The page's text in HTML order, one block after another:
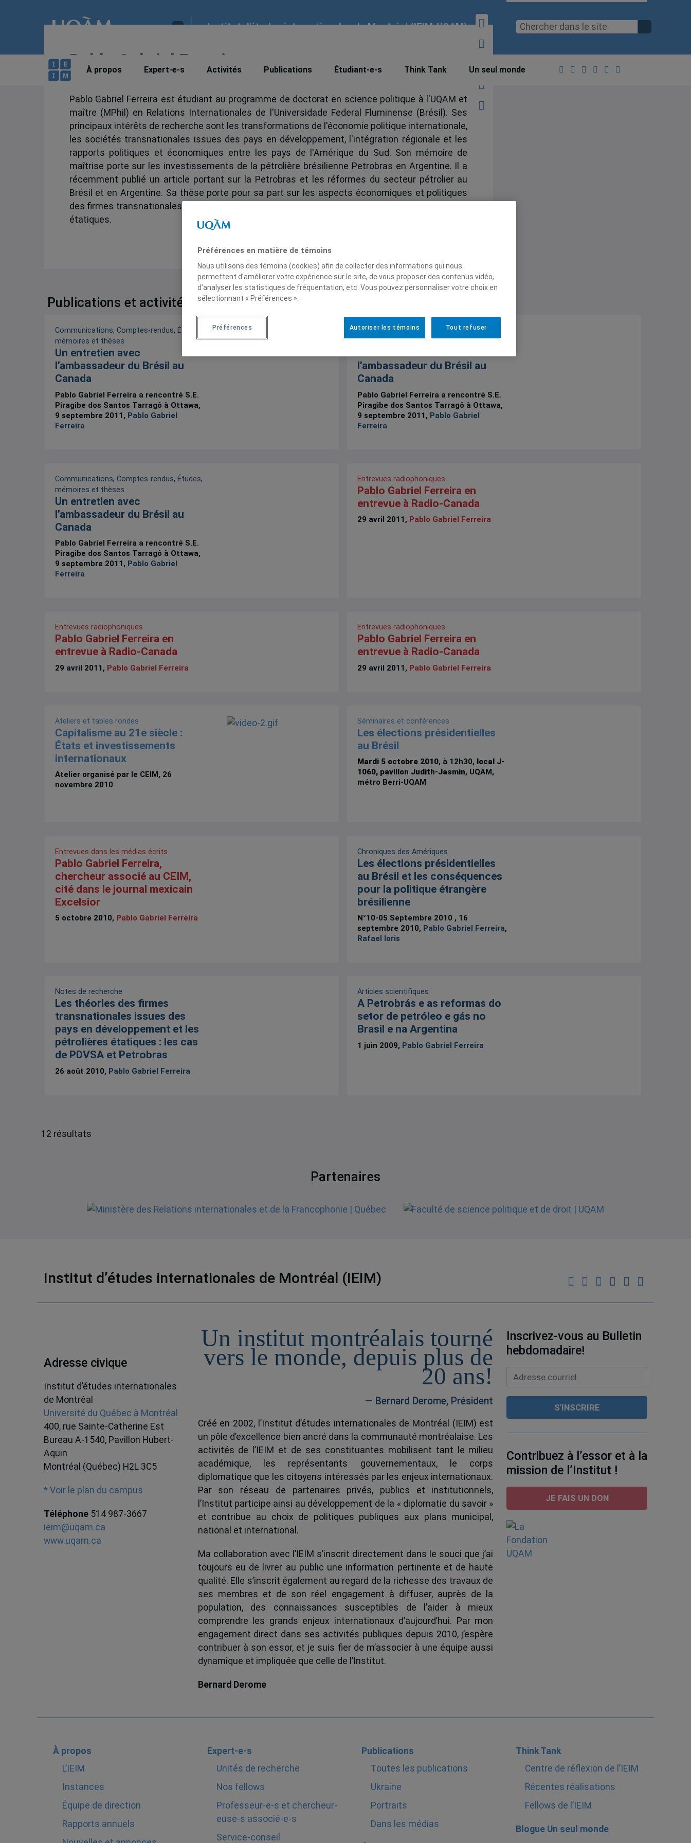
Institut d'études internationales de Montréal (IEIM-UQAM)
À propos Expert-e-s Activités Publications Étudiant-e-s Think Tank Un seul monde
Pablo Gabriel Ferreira
Pablo Gabriel Ferreira est étudiant au programme de doctorat en science politique à l'UQAM et
maître (MPhil) en Relations Internationales de l'Universidade Federal Fluminense (Brésil). Ses
principaux intérêts de recherche sont les transformations de l'économie politique internationale,
les sociétés transnationales issues des pays en développement, l'intégration régionale et les
rapports politiques et économiques entre les pays de l'Amérique du Sud. Son mémoire de
maîtrise porte sur les investissements de la pétrolière brésilienne Petrobras en Argentine. Il a
récemment publié un article portant sur la Petrobras et les réformes du secteur pétrolier au
Brésil et en Argentine. Sa thèse porte pour sa part sur les aspects économiques et politiques
des firmes transnationales issues des pays en développement, particulièrement les pétrolières
étatiques.
Publications et activités
Communications,Comptes-rendus, Études,
mémoires et thèses
Un entretien avec
l’ambassadeur du Brésil au
Canada
Pablo Gabriel Ferreira a rencontré S.E.
Piragibe dos Santos Tarragô à Ottawa,
9 septembre 2011, Pablo Gabriel
Ferreira
Communications,Comptes-rendus,Études,
mémoires et thèses
l’ambassadeur du Brésil au
Canada
Pablo Gabriel Ferreira a rencontré S.E.
Piragibe dos Santos Tarragô à Ottawa,
9 septembre 2011, Pablo Gabriel
Ferreira
Communications,Comptes-rendus, Études,
mémoires et thèses
Un entretien avec
l’ambassadeur du Brésil au
Canada
Pablo Gabriel Ferreira a rencontré S.E.
Piragibe dos Santos Tarragô à Ottawa,
9 septembre 2011, Pablo Gabriel
Ferreira
Entrevues radiophoniques
Pablo Gabriel Ferreira en
entrevue à Radio-Canada
29 avril 2011, Pablo Gabriel Ferreira
Entrevues radiophoniques
Pablo Gabriel Ferreira en
entrevue à Radio-Canada
29 avril 2011, Pablo Gabriel Ferreira
Entrevues radiophoniques
Pablo Gabriel Ferreira en
entrevue à Radio-Canada
29 avril 2011, Pablo Gabriel Ferreira
Ateliers et tables rondes
Capitalisme au 21e siècle :
États et investissements
internationaux
Atelier organisé par le CEIM, 26
novembre 2010
Séminaires et conférences
Les élections présidentielles
au Brésil
Mardi 5 octobre 2010, à 12h30, local J-
1060, pavillon Judith-Jasmin, UQAM,
métro Berri-UQAM
Entrevues dans les médias écrits
Pablo Gabriel Ferreira,
chercheur associé au CEIM,
cité dans le journal mexicain
Excelsior
5 octobre 2010, Pablo Gabriel Ferreira
Chroniques des Amériques
Les élections présidentielles
au Brésil et les conséquences
pour la politique étrangère
brésilienne
N°10-05 Septembre 2010 , 16
septembre 2010, Pablo Gabriel Ferreira,
Rafael Ioris
Notes de recherche
Les théories des firmes
transnationales issues des
pays en développement et les
pétrolières étatiques : les cas
de PDVSA et Petrobras
26 août 2010, Pablo Gabriel Ferreira
Articles scientifiques
A Petrobrás e as reformas do
setor de petróleo e gás no
Brasil e na Argentina
1 juin 2009, Pablo Gabriel Ferreira
12 résultats
Partenaires
Institut d’études internationales de Montréal (IEIM)
Adresse civique
Institut d’études internationales
de Montréal
Université du Québec à Montréal
400, rue Sainte-Catherine Est
Bureau A-1540, Pavillon Hubert-
Aquin
Montréal (Québec) H2L 3C5
* Voir le plan du campus
Téléphone 514 987-3667
ieim@uqam.ca
www.uqam.ca
Un institut montréalais tourné
vers le monde, depuis plus de
20 ans!
— Bernard Derome, Président
Créé en 2002, l’Institut d’études internationales de Montréal (IEIM) est
un pôle d’excellence bien ancré dans la communauté montréalaise. Les
activités de l’IEIM et de ses constituantes mobilisent tant le milieu
académique, les représentants gouvernementaux, le corps
diplomatique que les citoyens intéressés par les enjeux internationaux.
Par son réseau de partenaires privés, publics et institutionnels,
l’Institut participe ainsi au développement de la « diplomatie du savoir »
et contribue au choix de politiques publiques aux plans municipal,
national et international.
Ma collaboration avec l’IEIM s’inscrit directement dans le souci que j’ai
toujours eu de livrer au public une information pertinente et de haute
qualité. Elle s’inscrit également au regard de la richesse des travaux de
ses membres et de son réel engagement à diffuser, auprès de la
population, des connaissances susceptibles de l’aider à mieux
comprendre les grands enjeux internationaux d’aujourd’hui. Par mon
engagement direct dans ses activités publiques depuis 2010, j’espère
contribuer à son essor, et je suis fier de m’associer à une équipe aussi
dynamique et impliquée que celle de l’Institut.
Bernard Derome
Inscrivez-vous au Bulletin
hebdomadaire!
Contribuez à l’essor et à la
mission de l’Institut !
JE FAIS UN DON
À propos
L’IEIM
Instances
Équipe de direction
Rapports annuels
Expert-e-s
Unités de recherche
Nos fellows
Professeur-e-s et chercheur-
euse-s associé-e-s
Service-conseil
Publications
Toutes les publications
Ukraine
Portraits
Dans les médias
Think Tank
Centre de réflexion de l’IEIM
Récentes réalisations
Fellows de l’IEIM
Blogue Un seul monde
Préférences en matière de témoins
Nous utilisons des témoins (cookies) afin de collecter des informations qui nous
permettent d’améliorer votre expérience sur le site, de vous proposer des contenus vidéo,
d’analyser les statistiques de fréquentation, etc. Vous pouvez personnaliser votre choix en
sélectionnant « Préférences ».
Tout refuser
Autoriser les témoins
Préférences